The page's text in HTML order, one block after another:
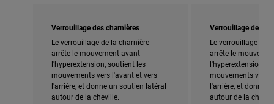
Verrouillage des charnières
Le verrouillage de la charnière
arrête le mouvement avant
l'hyperextension, soutient les
mouvements vers l'avant et vers
l'arrière, et donne un soutien latéral
autour de la cheville.
Verrouillage des
Le verrouillage de
arrête le
l'hyperextension,
mouvements vers
l'arrière, et donne
autour de la